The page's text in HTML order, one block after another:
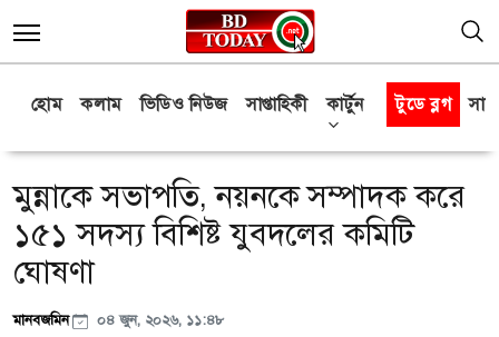
হোম কলাম ভিডিও নিউজ সাপ্তাহিকী কার্টুন টুডে ব্লগ
মুন্নাকে সভাপতি, নয়নকে সম্পাদক করে
১৫১ সদস্য বিশিষ্ট যুবদলের কমিটি
ঘোষণা
মানবজমিন ০৪ জুন, ২০২৬, ১১:৪৮